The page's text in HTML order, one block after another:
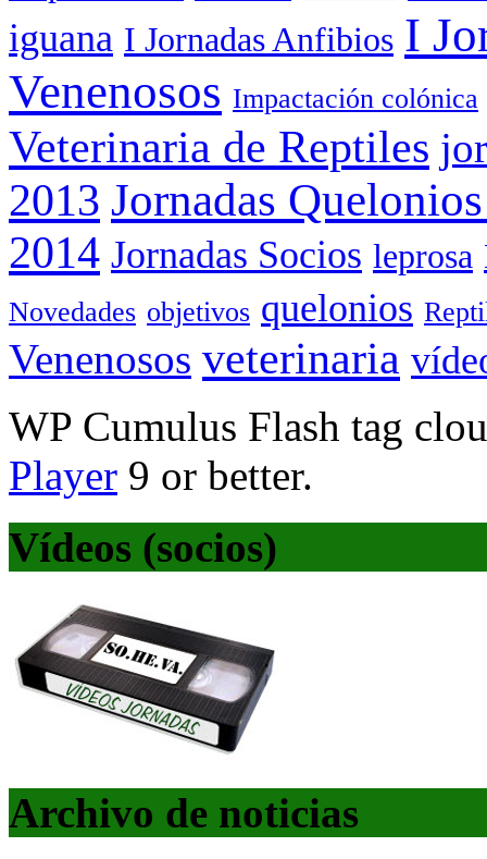
iguana I Jornadas Anfibios I
Venenosos Impactación colónica
Veterinaria de Reptiles
2013 Jornadas
2014 Jornadas Socios leprosa
Novedades objetivos quelonios
Venenosos veterinaria
WP Cumulus Flash tag
Player 9 or better.
Vídeos (socios)
Archivo de noticias